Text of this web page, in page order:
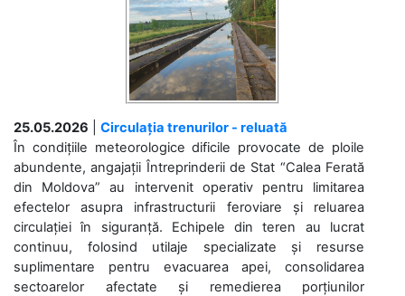
25.05.2026
Circulația trenurilor - reluată
În condițiile meteorologice dificile provocate de ploile
abundente, angajații Întreprinderii de Stat “Calea Ferată
din Moldova” au intervenit operativ pentru limitarea
efectelor asupra infrastructurii feroviare și reluarea
circulației în siguranță. Echipele din teren au lucrat
continuu, folosind utilaje specializate și resurse
suplimentare pentru evacuarea apei, consolidarea
sectoarelor afectate și remedierea porțiunilor